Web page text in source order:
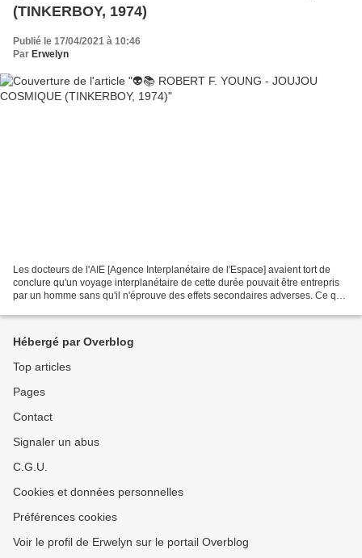
(TINKERBOY, 1974)
Publié le 17/04/2021 à 10:46
Par Erwelyn
Les docteurs de l'AIE [Agence Interplanétaire de l'Espace] avaient tort de
conclure qu'un voyage interplanétaire de cette durée pouvait être entrepris
par un homme sans qu'il n'éprouve des effets secondaires adverses. Ce que
Hébergé par Overblog
Top articles
Pages
Contact
Signaler un abus
C.G.U.
Cookies et données personnelles
Préférences cookies
Voir le profil de Erwelyn sur le portail Overblog